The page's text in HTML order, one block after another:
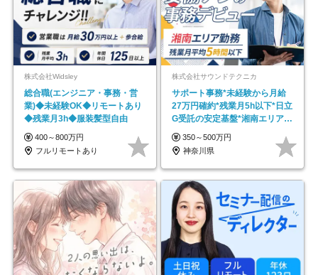
株式会社Widsley
総合職(エンジニア・事務・営
業)◆未経験OK◆リモートあり
◆残業月3h◆服装髪型自由
400～800万円
フルリモートあり
株式会社サウンドテクニカ
サポート事務*未経験から月給
27万円確約*残業月5h以下*日立
G受託の安定基盤*湘南エリア勤
務
350～500万円
神奈川県